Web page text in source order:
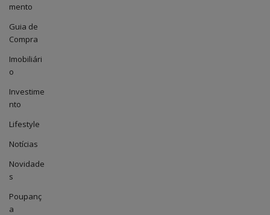
mento
Guia de
Compra
Imobiliári
o
Investime
nto
Lifestyle
Notícias
Novidade
s
Poupanç
a